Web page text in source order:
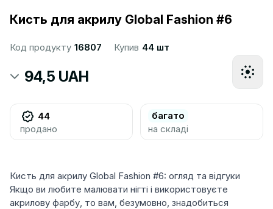
Кисть для акрилу Global Fashion #6
Код продукту 16807 Купив 44 шт
94,5 UAH
44
продано
багато
на складі
Кисть для акрилу Global Fashion #6: огляд та відгуки
Якщо ви любите малювати нігті і використовуєте
акрилову фарбу, то вам, безумовно, знадобиться